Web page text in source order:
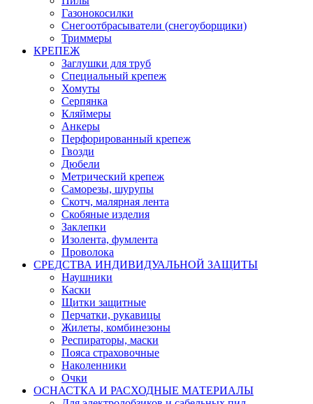
Газонокосилки
Снегоотбрасыватели (снегоуборщики)
Триммеры
КРЕПЕЖ
Заглушки для труб
Специальный крепеж
Хомуты
Серпянка
Кляймеры
Анкеры
Перфорированный крепеж
Гвозди
Дюбели
Метрический крепеж
Саморезы, шурупы
Скотч, малярная лента
Скобяные изделия
Заклепки
Изолента, фумлента
Проволока
СРЕДСТВА ИНДИВИДУАЛЬНОЙ ЗАЩИТЫ
Наушники
Каски
Щитки защитные
Перчатки, рукавицы
Жилеты, комбинезоны
Респираторы, маски
Пояса страховочные
Наколенники
Очки
ОСНАСТКА И РАСХОДНЫЕ МАТЕРИАЛЫ